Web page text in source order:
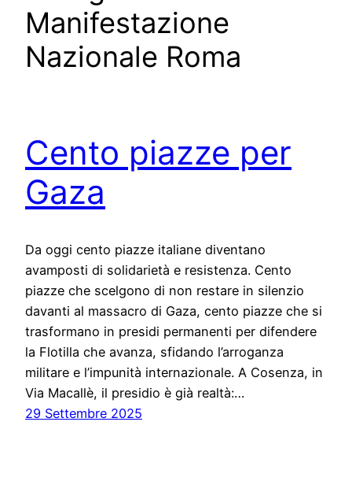
Manifestazione
Nazionale Roma
Cento piazze per
Gaza
Da oggi cento piazze italiane diventano
avamposti di solidarietà e resistenza. Cento
piazze che scelgono di non restare in silenzio
davanti al massacro di Gaza, cento piazze che si
trasformano in presidi permanenti per difendere
la Flotilla che avanza, sfidando l’arroganza
militare e l’impunità internazionale. A Cosenza, in
Via Macallè, il presidio è già realtà:…
29 Settembre 2025